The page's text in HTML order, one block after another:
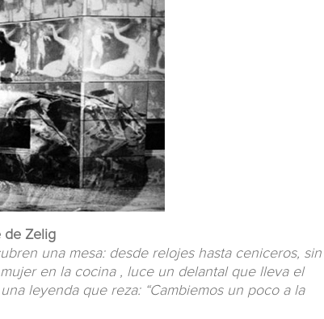
de Zelig
una mesa: desde relojes hasta ceniceros, sin
en la cocina , luce un delantal que lleva el
leyenda que reza: “Cambiemos un poco a la